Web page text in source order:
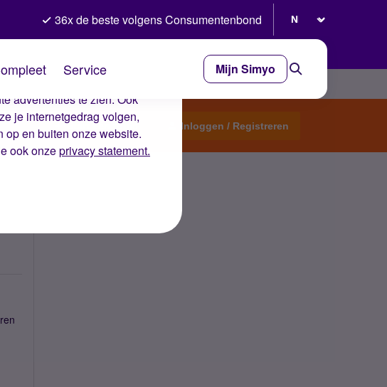
ervoor dat je ervaring op de
advertenties te zien. Ook
je internetgedrag volgen,
op en buiten onze website.
ook onzeprivacy statement.
36x de beste volgens Consumentenbond
Service Mijn Simyo
Start een topic Inloggen / Registreren